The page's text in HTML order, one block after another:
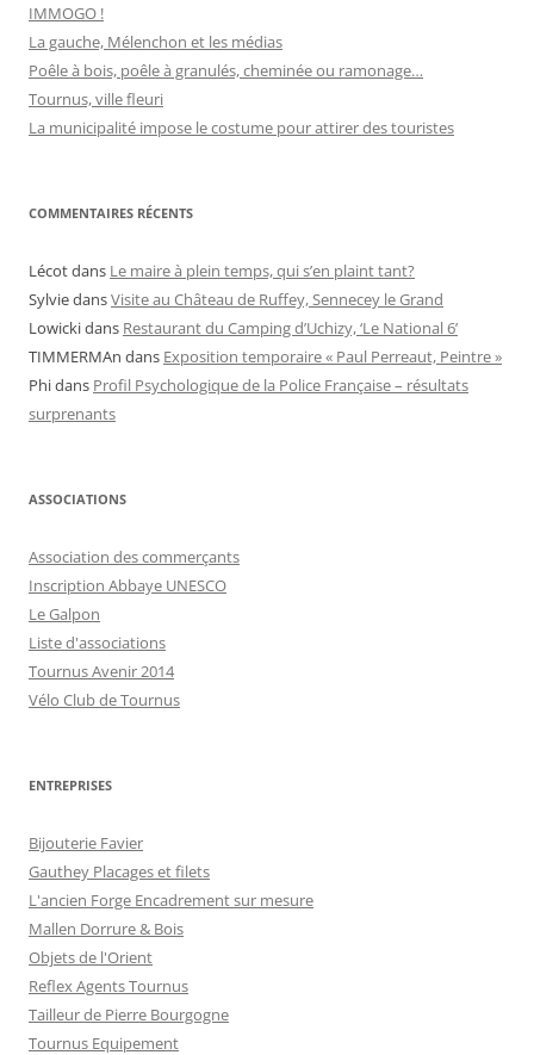
IMMOGO !
La gauche, Mélenchon et les médias
Poêle à bois, poêle à granulés, cheminée ou ramonage…
Tournus, ville fleuri
La municipalité impose le costume pour attirer des touristes
COMMENTAIRES RÉCENTS
Lécotdans Le maire à plein temps, qui s’en plaint tant?
SylviedansVisite au Château de Ruffey, Sennecey le Grand
Lowickidans Restaurant du Camping d’Uchizy, ‘Le National 6’
TIMMERMAn dans Exposition temporaire « Paul Perreaut, Peintre »
Phidans Profil Psychologique de la Police Française – résultats
surprenants
ASSOCIATIONS
Association des commerçants
Inscription Abbaye UNESCO
Le Galpon
Liste d'associations
Tournus Avenir 2014
Vélo Club de Tournus
ENTREPRISES
Bijouterie Favier
Gauthey Placages et filets
L'ancien Forge Encadrement sur mesure
Mallen Dorrure & Bois
Objets de l'Orient
Reflex Agents Tournus
Tailleur de Pierre Bourgogne
Tournus Equipement